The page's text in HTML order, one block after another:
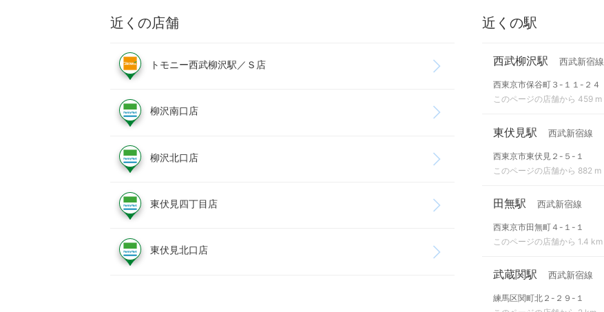
近くの店舗
トモニー西武柳沢駅／Ｓ店
柳沢南口店
柳沢北口店
東伏見四丁目店
東伏見北口店
近くの駅
西武柳沢駅 西武新宿線
西東京市保谷町３-１１-２４
このページの店舗から 459 m
東伏見駅 西武新宿線
西東京市東伏見２-５-１
このページの店舗から 882 m
田無駅 西武新宿線
西東京市田無町４-１-１
このページの店舗から 1.4 km
武蔵関駅 西武新宿線
練馬区関町北２-２９-１